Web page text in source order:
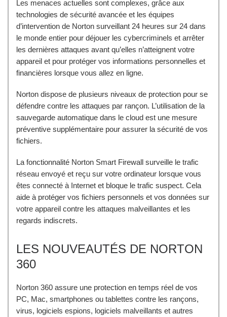
Les menaces actuelles sont complexes, grâce aux
technologies de sécurité avancée et les équipes
d’intervention de Norton surveillant 24 heures sur 24 dans
le monde entier pour déjouer les cybercriminels et arrêter
les dernières attaques avant qu’elles n’atteignent votre
appareil et pour protéger vos informations personnelles et
financières lorsque vous allez en ligne.
Norton dispose de plusieurs niveaux de protection pour se
défendre contre les attaques par rançon. L’utilisation de la
sauvegarde automatique dans le cloud est une mesure
préventive supplémentaire pour assurer la sécurité de vos
fichiers.
La fonctionnalité Norton Smart Firewall surveille le trafic
réseau envoyé et reçu sur votre ordinateur lorsque vous
êtes connecté à Internet et bloque le trafic suspect. Cela
aide à protéger vos fichiers personnels et vos données sur
votre appareil contre les attaques malveillantes et les
regards indiscrets.
LES NOUVEAUTÉS DE NORTON
360
Norton 360 assure une protection en temps réel de vos
PC, Mac, smartphones ou tablettes contre les rançons,
virus, logiciels espions, logiciels malveillants et autres